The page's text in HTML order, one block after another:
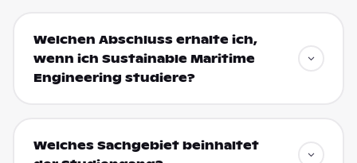
Welchen Abschluss erhalte ich,
wenn ich Sustainable Maritime
Engineering studiere?
Welches Sachgebiet beinhaltet